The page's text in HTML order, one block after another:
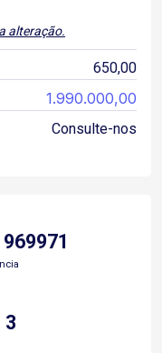
alteração.
650,00
1.990.000,00
Consulte-nos
969971
3